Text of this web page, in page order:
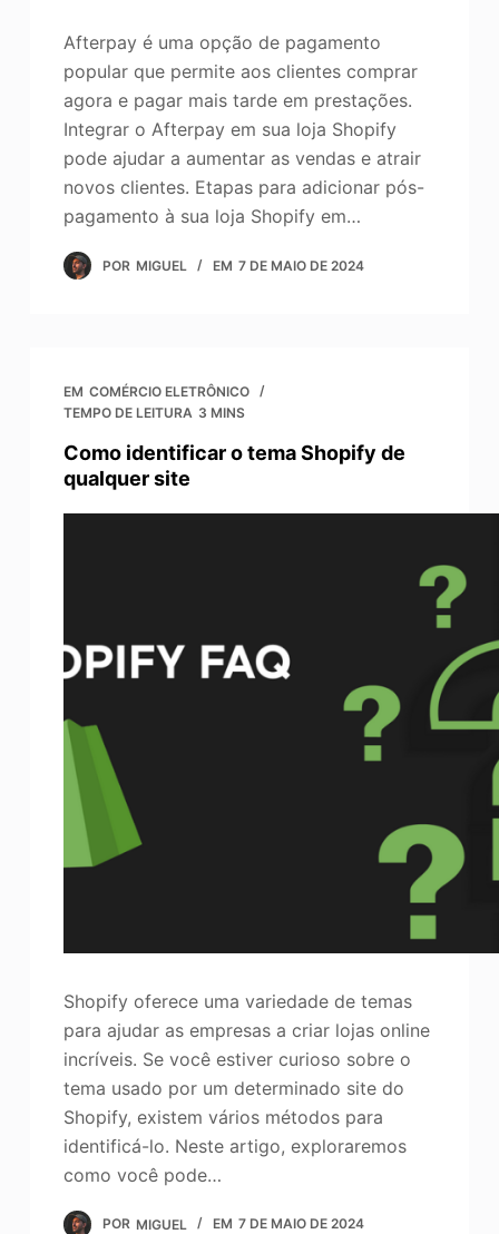
Afterpay é uma opção de pagamento
popular que permite aos clientes comprar
agora e pagar mais tarde em prestações.
Integrar o Afterpay em sua loja Shopify
pode ajudar a aumentar as vendas e atrair
novos clientes. Etapas para adicionar pós-
pagamento à sua loja Shopify em…
POR MIGUEL EM 7 DE MAIO DE 2024
EM COMÉRCIO ELETRÔNICO
TEMPO DE LEITURA 3 MINS
Como identificar o tema Shopify de
qualquer site
Shopify oferece uma variedade de temas
para ajudar as empresas a criar lojas online
incríveis. Se você estiver curioso sobre o
tema usado por um determinado site do
Shopify, existem vários métodos para
identificá-lo. Neste artigo, exploraremos
como você pode…
POR MIGUEL EM 7 DE MAIO DE 2024